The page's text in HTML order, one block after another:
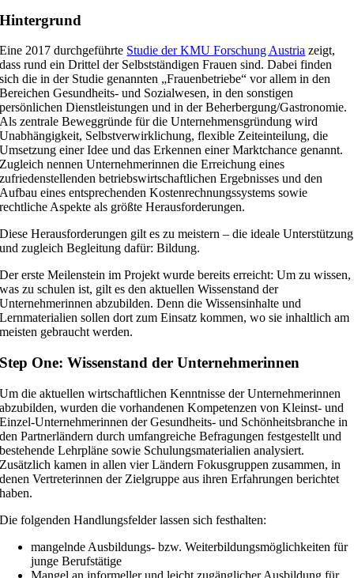
Hintergrund
Eine 2017 durchgeführte Studie der KMU Forschung Austria zeigt,
dass rund ein Drittel der Selbstständigen Frauen sind. Dabei finden
sich die in der Studie genannten „Frauenbetriebe“ vor allem in den
Bereichen Gesundheits- und Sozialwesen, in den sonstigen
persönlichen Dienstleistungen und in der Beherbergung/Gastronomie.
Als zentrale Beweggründe für die Unternehmensgründung wird
Unabhängigkeit, Selbstverwirklichung, flexible Zeiteinteilung, die
Umsetzung einer Idee und das Erkennen einer Marktchance genannt.
Zugleich nennen Unternehmerinnen die Erreichung eines
zufriedenstellenden betriebswirtschaftlichen Ergebnisses und den
Aufbau eines entsprechenden Kostenrechnungssystems sowie
rechtliche Aspekte als größte Herausforderungen.
Diese Herausforderungen gilt es zu meistern – die ideale Unterstützung
und zugleich Begleitung dafür: Bildung.
Der erste Meilenstein im Projekt wurde bereits erreicht: Um zu wissen,
was zu schulen ist, gilt es den aktuellen Wissenstand der
Unternehmerinnen abzubilden. Denn die Wissensinhalte und
Lernmaterialien sollen dort zum Einsatz kommen, wo sie inhaltlich am
meisten gebraucht werden.
Step One: Wissenstand der Unternehmerinnen
Um die aktuellen wirtschaftlichen Kenntnisse der Unternehmerinnen
abzubilden, wurden die vorhandenen Kompetenzen von Kleinst- und
Einzel-Unternehmerinnen der Gesundheits- und Schönheitsbranche in
den Partnerländern durch umfangreiche Befragungen festgestellt und
bestehende Lehrpläne sowie Schulungsmaterialien analysiert.
Zusätzlich kamen in allen vier Ländern Fokusgruppen zusammen, in
denen Vertreterinnen der Zielgruppe aus ihren Erfahrungen berichtet
haben.
Die folgenden Handlungsfelder lassen sich festhalten:
mangelnde Ausbildungs- bzw. Weiterbildungsmöglichkeiten für
junge Berufstätige
Mangel an informeller und leicht zugänglicher Ausbildung für